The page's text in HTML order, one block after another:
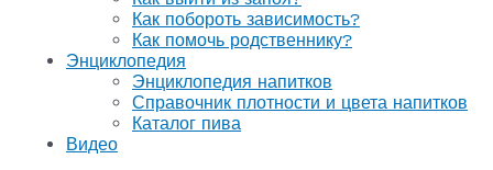
Как побороть зависимость?
Как помочь родственнику?
Энциклопедия
Энциклопедия напитков
Справочник плотности и цвета напитков
Каталог пива
Видео